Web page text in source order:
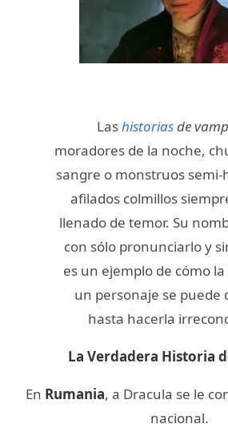
Lashistoriasde
moradores de la noche,
sangre o monstruos
afilados colmillos
llenado de temor. Su
con sólo pronunciarlo y
es un ejemplo de cómo
un personaje se puede
hasta hacerla
La Verdadera Historia
En Rumania, a Dracula se le
nacional.